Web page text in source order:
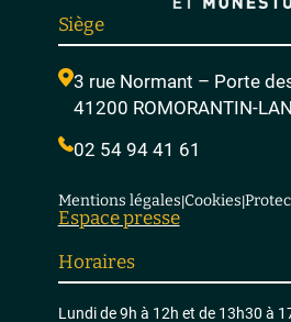
Siège
3 rue Normant – Porte
41200 ROMORANTIN-
02 54 94 41 61
Mentions légales|Cookies|
Espace presse
Horaires
Lundi de 9h à 12h et de 13h30 à